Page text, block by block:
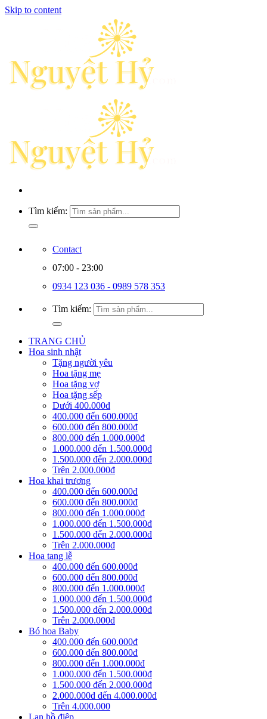
Skip to content
Tìm kiếm:
Contact
07:00 - 23:00
0934 123 036 - 0989 578 353
Tìm kiếm:
TRANG CHỦ
Hoa sinh nhật
Tặng người yêu
Hoa tặng mẹ
Hoa tặng vợ
Hoa tặng sếp
Dưới 400.000đ
400.000 đến 600.000đ
600.000 đến 800.000đ
800.000 đến 1.000.000đ
1.000.000 đến 1.500.000đ
1.500.000 đến 2.000.000đ
Trên 2.000.000đ
Hoa khai trương
400.000 đến 600.000đ
600.000 đến 800.000đ
800.000 đến 1.000.000đ
1.000.000 đến 1.500.000đ
1.500.000 đến 2.000.000đ
Trên 2.000.000đ
Hoa tang lễ
400.000 đến 600.000đ
600.000 đến 800.000đ
800.000 đến 1.000.000đ
1.000.000 đến 1.500.000đ
1.500.000 đến 2.000.000đ
Trên 2.000.000đ
Bó hoa Baby
400.000 đến 600.000đ
600.000 đến 800.000đ
800.000 đến 1.000.000đ
1.000.000 đến 1.500.000đ
1.500.000 đến 2.000.000đ
2.000.000đ đến 4.000.000đ
Trên 4.000.000
Lan hồ điệp